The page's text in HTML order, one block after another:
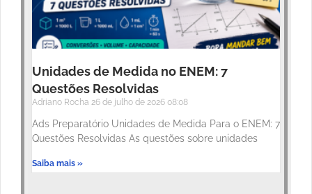
Unidades de Medida no ENEM: 7
Questões Resolvidas
Adriano Rocha 26 de julho de 2026 08:08
Ads Preparatório Unidades de Medida Para o ENEM: 7
Questões Resolvidas As questões sobre unidades
Saiba mais »